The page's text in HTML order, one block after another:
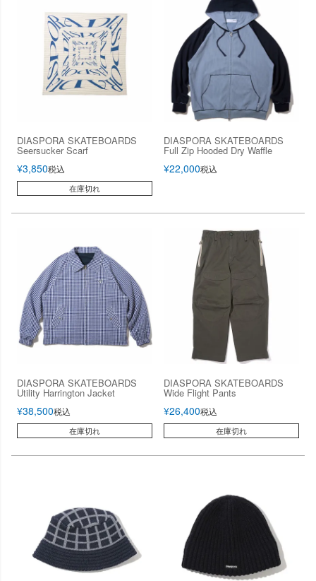
DIASPORA SKATEBOARDS
Seersucker Scarf
¥3,850税込
在庫切れ
DIASPORA SKATEBOARDS
Full Zip Hooded Dry Waffle
¥22,000税込
DIASPORA SKATEBOARDS
Utility Harrington Jacket
¥38,500税込
在庫切れ
DIASPORA SKATEBOARDS
Wide Flight Pants
¥26,400税込
在庫切れ